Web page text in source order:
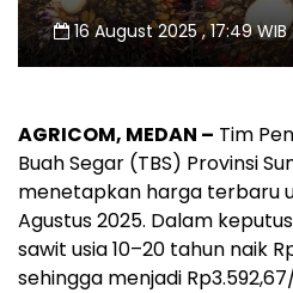
16 August 2025 , 17:49 WIB
AGRICOM, MEDAN – Tim
Buah Segar (TBS) Provinsi
menetapkan harga terbaru
Agustus 2025. Dalam
sawit usia 10–20 tahun naik
sehingga menjadi